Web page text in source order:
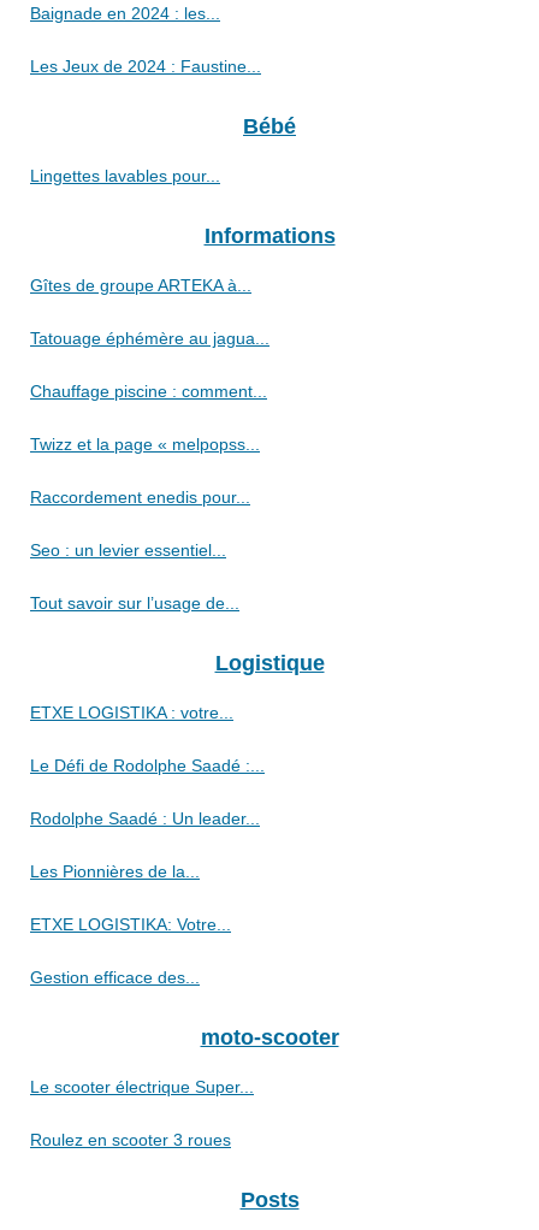
Baignade en 2024 : les...
Les Jeux de 2024 : Faustine...
Bébé
Lingettes lavables pour...
Informations
Gîtes de groupe ARTEKA à...
Tatouage éphémère au jagua...
Chauffage piscine : comment...
Twizz et la page « melpopss...
Raccordement enedis pour...
Seo : un levier essentiel...
Tout savoir sur l’usage de...
Logistique
ETXE LOGISTIKA : votre...
Le Défi de Rodolphe Saadé :...
Rodolphe Saadé : Un leader...
Les Pionnières de la...
ETXE LOGISTIKA: Votre...
Gestion efficace des...
moto-scooter
Le scooter électrique Super...
Roulez en scooter 3 roues
Posts